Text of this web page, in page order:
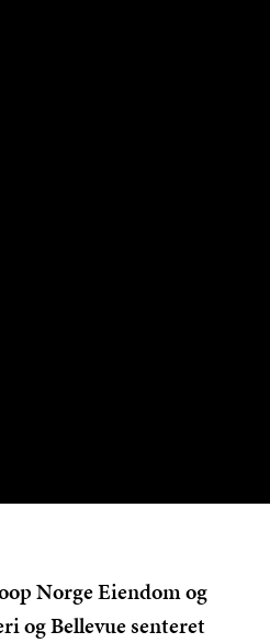
Norge Eiendom og
og Bellevue senteret